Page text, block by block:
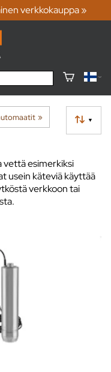
verkkokauppa »
‪» ▼
vettä esimerkiksi
usein käteviä käyttää
verkkoon tai